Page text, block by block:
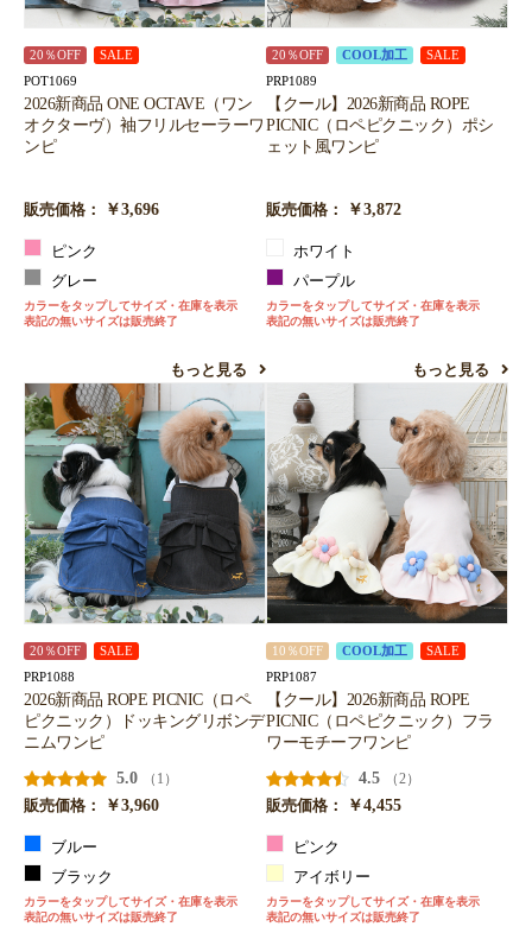
20％OFF SALE
POT1069
2026新商品 ONE OCTAVE（ワン
オクターヴ）袖フリルセーラーワ
ンピ
販売価格： ￥3,696
ピンク
グレー
カラーをタップしてサイズ・在庫を表示
表記の無いサイズは販売終了
もっと見る
20％OFF COOL加工 SALE
PRP1089
【クール】2026新商品 ROPE
PICNIC（ロペピクニック）ポシ
ェット風ワンピ
販売価格： ￥3,872
ホワイト
パープル
カラーをタップしてサイズ・在庫を表示
表記の無いサイズは販売終了
もっと見る
20％OFF SALE
PRP1088
2026新商品 ROPE PICNIC（ロペ
ピクニック）ドッキングリボンデ
ニムワンピ
5.0
（1）
販売価格：
￥3,960
ブルー
ブラック
カラーをタップしてサイズ・在庫を表示
表記の無いサイズは販売終了
10％OFF COOL加工 SALE
PRP1087
【クール】2026新商品 ROPE
PICNIC（ロペピクニック）フラ
ワーモチーフワンピ
4.5
（2）
販売価格：
￥4,455
ピンク
アイボリー
カラーをタップしてサイズ・在庫を表示
表記の無いサイズは販売終了